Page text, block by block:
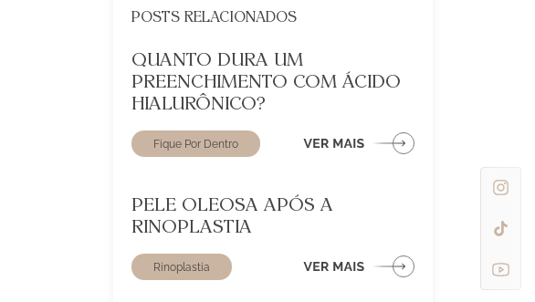
POSTS RELACIONADOS
Fique Por Dentro
QUANTO DURA UM
PREENCHIMENTO COM ÁCIDO
HIALURÔNICO?
Rinoplastia
PELE OLEOSA APÓS A
RINOPLASTIA